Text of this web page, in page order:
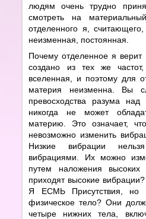
людям очень трудно
смотреть на
отделенного я,
неизменная, постоянная.
Почему отделенное я
создано из тех же
вселенная, и поэтому для
материя неизменна. Вы
превосходства разума
никогда не может
материю. Это означает,
невозможно изменить
Низкие вибрации
вибрациями. Их можно
путем наложения
приходят высокие
Я ЕСМЬ Присутствия, но
физическое тело? Они
четыре нижних тела,